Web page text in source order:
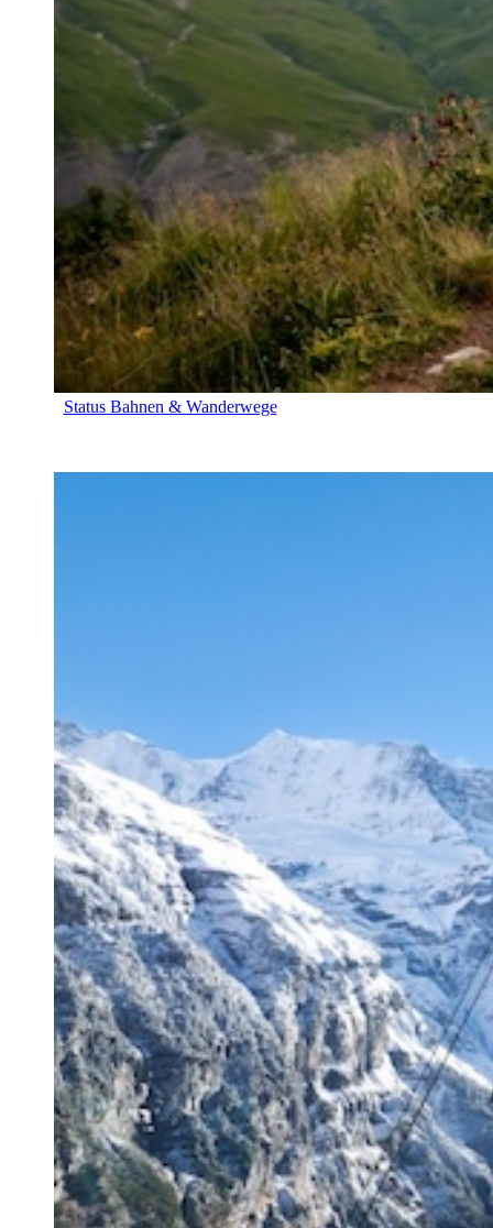
Status Bahnen & Wanderwege